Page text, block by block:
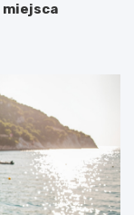
miejsca